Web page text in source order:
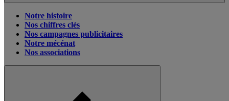
Notre histoire
Nos chiffres clés
Nos campagnes publicitaires
Notre mécénat
Nos associations